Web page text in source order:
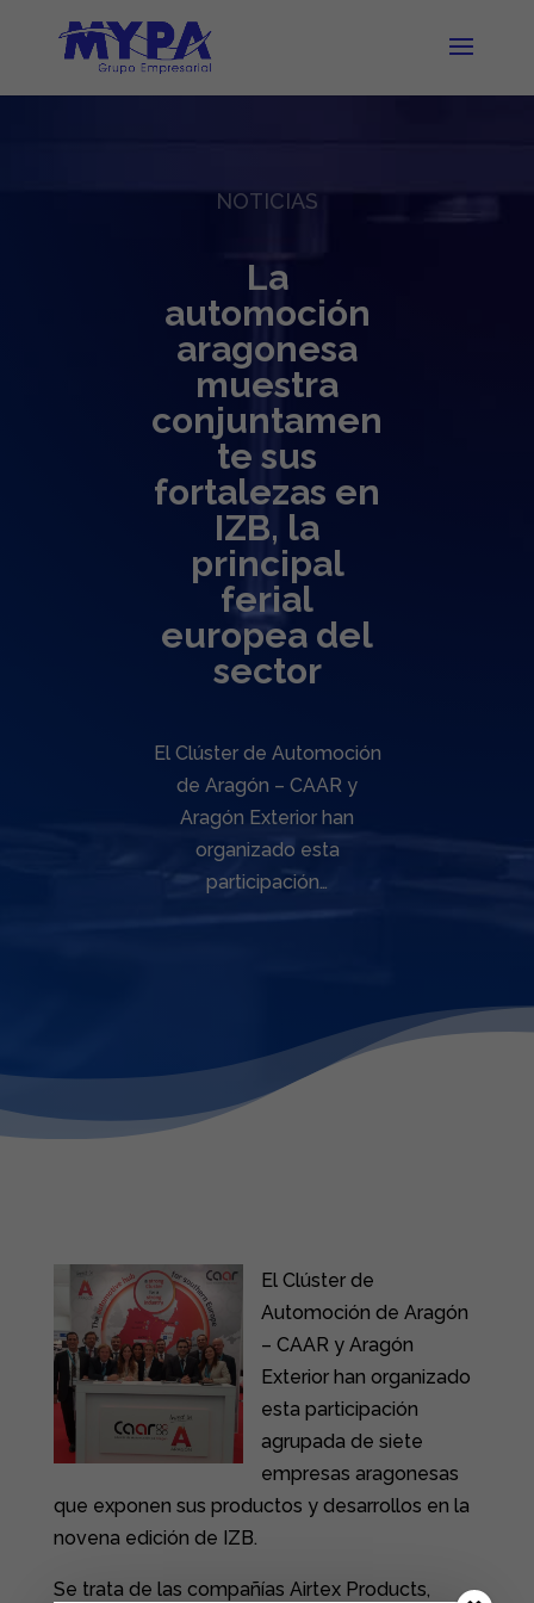
NOTICIAS
La
automoción
aragonesa
muestra
conjuntamen
te sus
fortalezas en
IZB, la
principal
ferial
europea del
sector
El Clúster de Automoción
de Aragón – CAAR y
Aragón Exterior han
organizado esta
participación…
El Clúster de
Automoción de Aragón
– CAAR y Aragón
Exterior han organizado
esta participación
agrupada de siete
empresas aragonesas
que exponen sus productos y desarrollos en la
novena edición de IZB.
Se trata de las compañías Airtex Products,